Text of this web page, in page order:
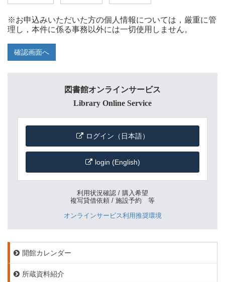
※お申込みいただいた方の個人情報については，厳重に管
理し，本件に係る事務以外には一切使用しません。
図書館オンラインサービス
Library Online Service
ログイン（日本語）
login (English)
利用状況確認 / 購入希望
複写貸借依頼 / 施設予約 等
オンラインサービス利用推奨環境
開館カレンダー
所蔵資料紹介